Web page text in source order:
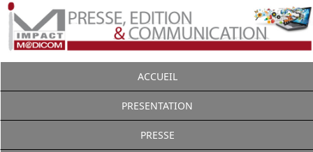
ACCUEIL
PRESENTATION
PRESSE